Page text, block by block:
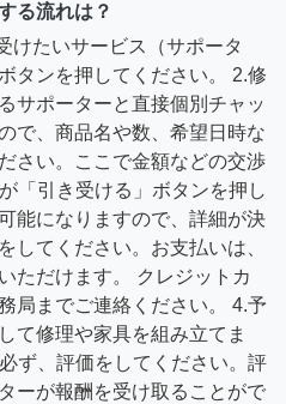
る流れは？
けたいサービス（サポータ
タンを押してください。 2.修
サポーターと直接個別チャッ
で、商品名や数、希望日時な
さい。ここで金額などの交渉
「引き受ける」ボタンを押し
能になりますので、詳細が決
してください。お支払いは、
ただけます。 クレジットカ
局までご連絡ください。 4.予
て修理や家具を組み立てま
ず、評価をしてください。評
ーが報酬を受け取ることがで